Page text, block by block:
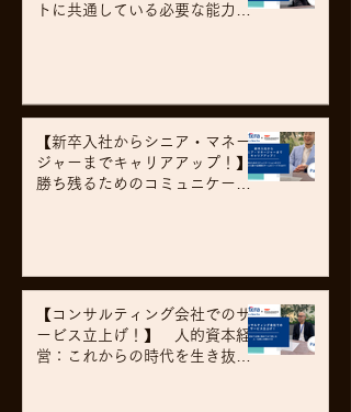
トに共通している必要な能力と
【新卒入社からシニア・マネー
ジャーまでキャリアアップ！】
勝ち残るためのコミュニケーシ
【コンサルティング会社でのサ
ービス立上げ！】 人的資本経
営：これからの時代を生き抜く